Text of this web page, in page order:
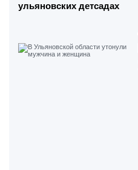
ульяновских детсадах